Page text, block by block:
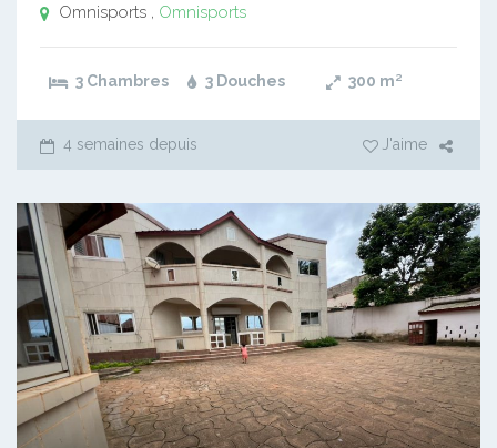
Omnisports , Omnisports
3 Chambres 3 Douches 300 m²
4 semaines depuis J'aime